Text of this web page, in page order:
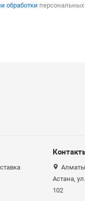
обработки
Астана,
102